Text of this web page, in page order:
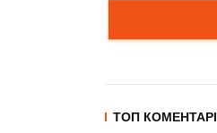
ТОП КОМЕНТАРІ